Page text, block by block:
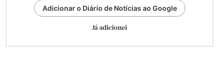
Adicionar o Diário de Notícias ao Google
Já adicionei